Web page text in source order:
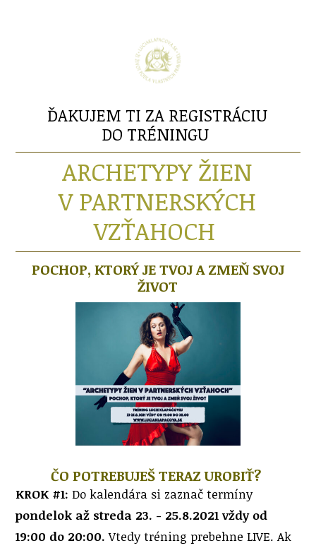
ĎAKUJEM TI ZA REGISTRÁCIU
DO TRÉNINGU
ARCHETYPY ŽIEN
V PARTNERSKÝCH
VZŤAHOCH
POCHOP, KTORÝ JE TVOJ A ZMEŇ SVOJ
ŽIVOT
ČO POTREBUJEŠ TERAZ UROBIŤ?
KROK #1: Do kalendára si zaznač termíny
pondelok až streda 23. - 25.8.2021 vždy od
19:00 do 20:00. Vtedy tréning prebehne LIVE. Ak